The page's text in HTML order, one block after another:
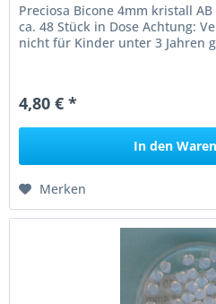
Preciosa Bicone 4mm kristall
ca. 48 Stück in Dose Achtung:
nicht für Kinder unter 3 Jahren
4,80 € *
In den
Merken